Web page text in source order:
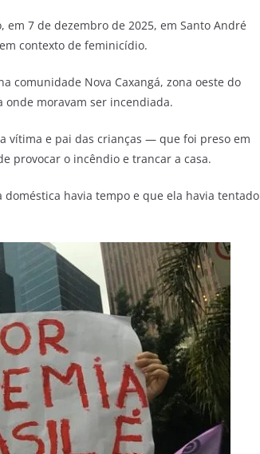
7 de dezembro de 2025, em Santo André
contexto de feminicídio.
comunidade Nova Caxangá, zona oeste do
onde moravam ser incendiada.
vítima e pai das crianças — que foi preso em
provocar o incêndio e trancar a casa.
havia tempo e que ela havia tentado